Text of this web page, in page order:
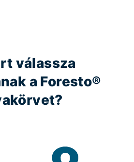
válassza
a Foresto®